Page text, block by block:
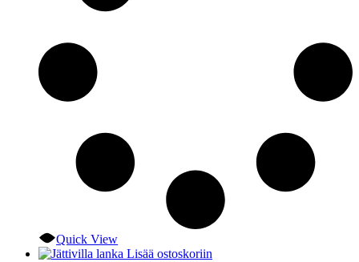
Quick View
Lisää ostoskoriin